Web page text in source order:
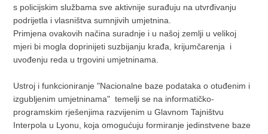
s policijskim službama sve aktivnije surađuju na utvrđivanju
podrijetla i vlasništva sumnjivih umjetnina.
Primjena ovakovih načina suradnje i u našoj zemlji u velikoj
mjeri bi mogla doprinijeti suzbijanju krađa, krijumčarenja i
uvođenju reda u trgovini umjetninama.
Ustroj i funkcioniranje "Nacionalne baze podataka o otuđenim i
izgubljenim umjetninama" temelji se na informatičko-
programskim rješenjima razvijenim u Glavnom Tajništvu
Interpola u Lyonu, koja omogućuju formiranje jedinstvene baze